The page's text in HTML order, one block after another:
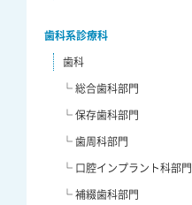
歯科系診療科
歯科
└ 総合歯科部門
└ 保存歯科部門
└ 歯周科部門
└ 口腔インプラント科部門
└ 補綴歯科部門